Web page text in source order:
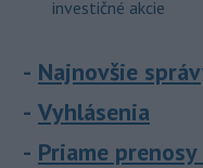
investičné akcie
Najnovšie
Vyhlásenia
Priame